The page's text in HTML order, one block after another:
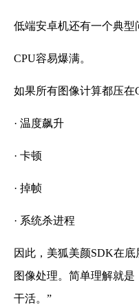
低端安卓机还有一个典型
CPU容易爆满。
如果所有图像计算都压在
· 温度飙升
· 卡顿
· 掉帧
· 系统杀进程
因此，美狐美颜SDK在
图像处理。简单理解就
干活。”